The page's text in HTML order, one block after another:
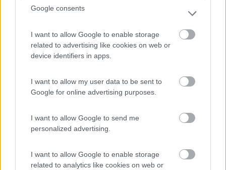
Google consents
I want to allow Google to enable storage
related to advertising like cookies on web or
device identifiers in apps.
I want to allow my user data to be sent to
Google for online advertising purposes.
I want to allow Google to send me
personalized advertising.
I want to allow Google to enable storage
related to analytics like cookies on web or
Segnalati nei dintorni
8.2 Sesto (BZ)